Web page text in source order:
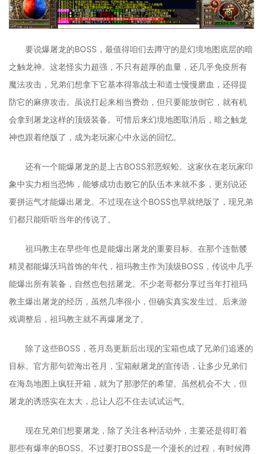
要说爆屠龙的BOSS，最值得咱们去蹲守的是幻境地图底层的暗
之触龙神。这老怪实力超强，不只有超厚的血量，还几乎免疫所有
魔法攻击，兄弟们想拿下它基本得靠战士和道士慢慢磨血，还得提
防它的麻痹攻击。虽说打起来相当费劲，但只要能放倒它，就有机
会拿到屠龙这样的顶级装备。可惜后来幻境地图取消后，暗之触龙
神也跟着绝版了，成为老玩家心中永远的回忆。
还有一个能爆屠龙的是上古BOSS邪恶蜈蚣。这家伙在老玩家印
象中实力相当恐怖，能够成功击败它的队伍本来就不多，更别说还
要拼运气才能爆出屠龙。不过现在这个BOSS也早就绝版了，现兄弟
们都只能听听当年的传说了。
祖玛教主在早些年也是能爆出屠龙的重要目标。在那个连骷髅
精灵都能爆沃玛首饰的年代，祖玛教主作为顶级BOSS，传说中几乎
能爆出所有装备，自然也包括屠龙。不少老哥都分享过当年打祖玛
教主爆出屠龙的经历，虽然几率很小，但确实真实发生过。后来游
戏调整后，祖玛教主就不再爆屠龙了。
除了这些BOSS，苍月岛更新后出现的宝箱也成了兄弟们追逐的
目标。官方那句碧海出苍月，宝箱献屠龙的宣传语，让多少兄弟们
在海岛地图上疯狂开箱，就为了那渺茫的希望。虽然机会不大，但
屠龙的诱惑实在太大，总让人忍不住去试试运气。
现在兄弟们想要屠龙，除了关注各种活动外，主要还是得盯着
那些有爆率的BOSS。不过要打BOSS是一个漫长的过程，有时候蹲